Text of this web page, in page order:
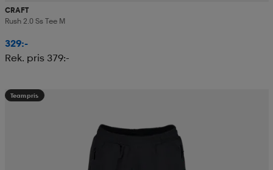
CRAFT
Rush 2.0 Ss Tee M
329:-
Rek. pris 379:-
Teampris